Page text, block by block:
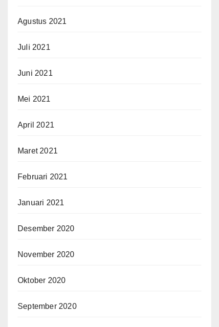
Agustus 2021
Juli 2021
Juni 2021
Mei 2021
April 2021
Maret 2021
Februari 2021
Januari 2021
Desember 2020
November 2020
Oktober 2020
September 2020